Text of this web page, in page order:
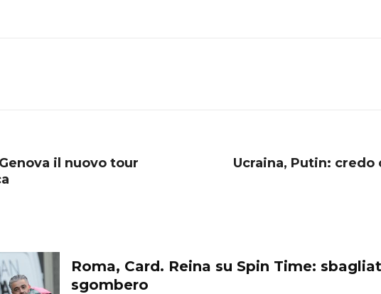
il nuovo tour
Ucraina, Putin:
Roma, Card. Reina su Spin Time:
sgombero